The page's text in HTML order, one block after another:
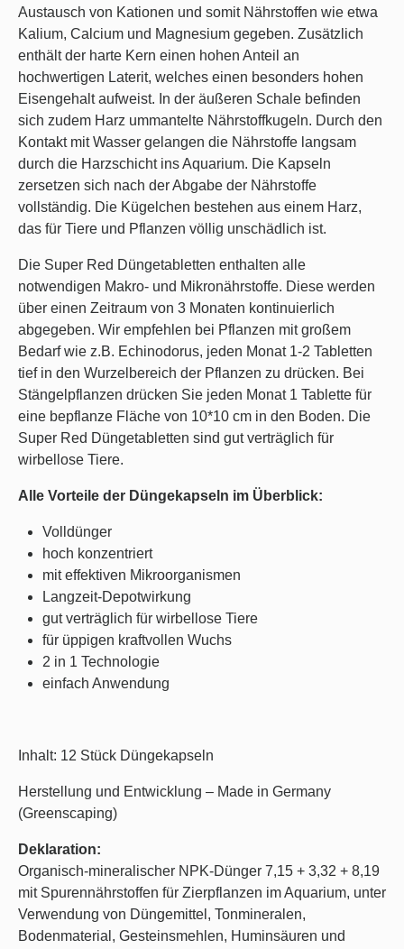
Austausch von Kationen und somit Nährstoffen wie etwa
Kalium, Calcium und Magnesium gegeben. Zusätzlich
enthält der harte Kern einen hohen Anteil an
hochwertigen Laterit, welches einen besonders hohen
Eisengehalt aufweist. In der äußeren Schale befinden
sich zudem Harz ummantelte Nährstoffkugeln. Durch den
Kontakt mit Wasser gelangen die Nährstoffe langsam
durch die Harzschicht ins Aquarium. Die Kapseln
zersetzen sich nach der Abgabe der Nährstoffe
vollständig. Die Kügelchen bestehen aus einem Harz,
das für Tiere und Pflanzen völlig unschädlich ist.
Die Super Red Düngetabletten enthalten alle
notwendigen Makro- und Mikronährstoffe. Diese werden
über einen Zeitraum von 3 Monaten kontinuierlich
abgegeben. Wir empfehlen bei Pflanzen mit großem
Bedarf wie z.B. Echinodorus, jeden Monat 1-2 Tabletten
tief in den Wurzelbereich der Pflanzen zu drücken. Bei
Stängelpflanzen drücken Sie jeden Monat 1 Tablette für
eine bepflanze Fläche von 10*10 cm in den Boden. Die
Super Red Düngetabletten sind gut verträglich für
wirbellose Tiere.
Alle Vorteile der Düngekapseln im Überblick:
Volldünger
hoch konzentriert
mit effektiven Mikroorganismen
Langzeit-Depotwirkung
gut verträglich für wirbellose Tiere
für üppigen kraftvollen Wuchs
2 in 1 Technologie
einfach Anwendung
Inhalt: 12 Stück Düngekapseln
Herstellung und Entwicklung – Made in Germany
(Greenscaping)
Deklaration:
Organisch-mineralischer NPK-Dünger 7,15 + 3,32 + 8,19
mit Spurennährstoffen für Zierpflanzen im Aquarium, unter
Verwendung von Düngemittel, Tonmineralen,
Bodenmaterial, Gesteinsmehlen, Huminsäuren und